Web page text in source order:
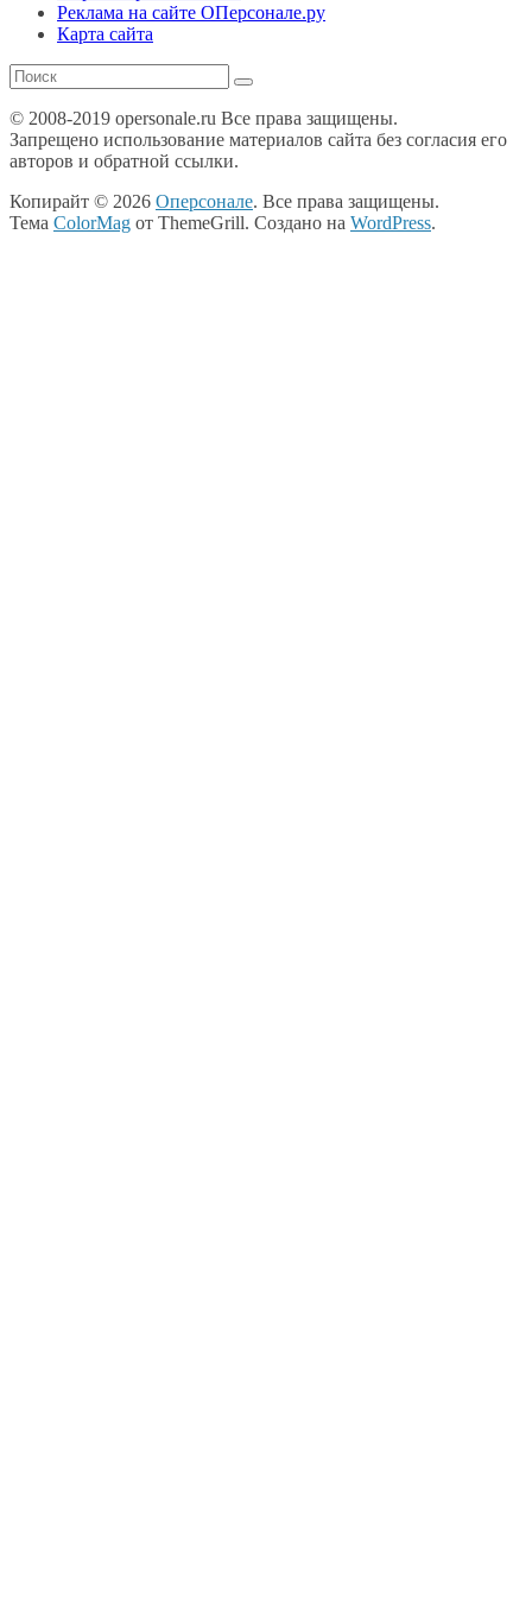
Реклама на сайте ОПерсонале.ру
Карта сайта
© 2008-2019 opersonale.ru Все права защищены.
Запрещено использование материалов сайта без согласия его
авторов и обратной ссылки.
Копирайт © 2026 Оперсонале. Все права защищены.
Тема ColorMag от ThemeGrill. Создано на WordPress.